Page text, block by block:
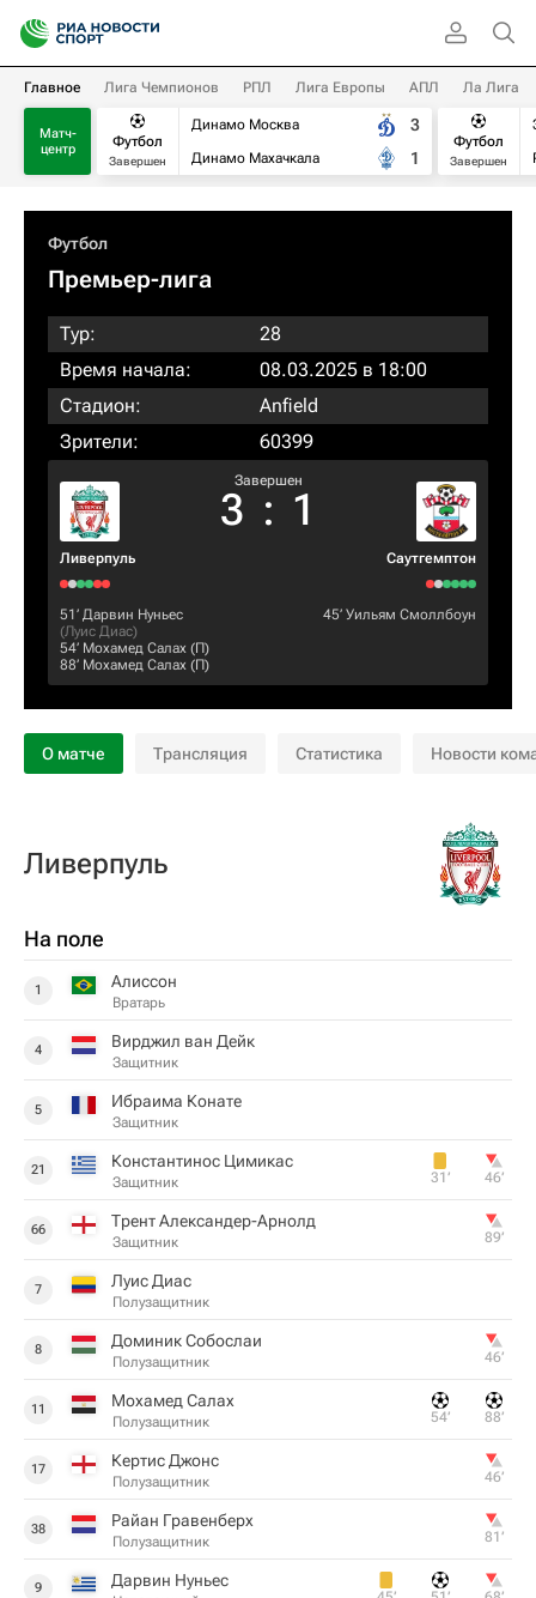
Главное Лига Чемпионов РПЛ Лига Европы АПЛ Ла Лига
Матч-
центр
Футбол
Завершен
Динамо Москва
Динамо Махачкала
3
1
Футбол
Завершен
Футбол
Премьер-лига
Тур:
28
Время начала:
08.03.2025 в 18:00
Стадион:
Anfield
Зрители:
60399
Ливерпуль
Завершен
3 : 1
Саутгемптон
51‎’‎ Дарвин Нуньес
(Луис Диас)
54‎’‎ Мохамед Салах (П)
88‎’‎ Мохамед Салах (П)
45‎’‎ Уильям Смоллбоун
О матче Трансляция Статистика Новости
Ливерпуль
На поле
1 Алиссон
Вратарь
4 Вирджил ван Дейк
Защитник
5 Ибраима Конате
Защитник
21 Константинос Цимикас
Защитник 31‎’‎ 46‎’‎
66 Трент Александер-Арнолд
Защитник 89‎’‎
7 Луис Диас
Полузащитник
8 Доминик Собослаи
Полузащитник 46‎’‎
11 Мохамед Салах
Полузащитник 54‎’‎ 88‎’‎
17 Кертис Джонс
Полузащитник 46‎’‎
38 Райан Гравенберх
Полузащитник 81‎’‎
9 Дарвин Нуньес